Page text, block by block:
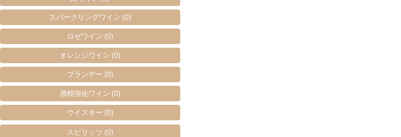
スパークリングワイン(0)
ロゼワイン(0)
オレンジワイン(0)
ブランデー(0)
酒精強化ワイン(0)
ウイスキー(0)
スピリッツ(0)